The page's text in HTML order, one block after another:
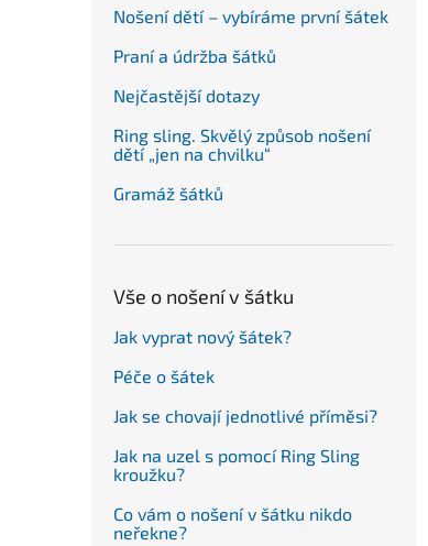
Nošení dětí – vybíráme první šátek
Praní a údržba šátků
Nejčastější dotazy
Ring sling. Skvělý způsob nošení
dětí „jen na chvilku“
Gramáž šátků
Vše o nošení v šátku
Jak vyprat nový šátek?
Péče o šátek
Jak se chovají jednotlivé příměsi?
Jak na uzel s pomocí Ring Sling
kroužku?
Co vám o nošení v šátku nikdo
neřekne?